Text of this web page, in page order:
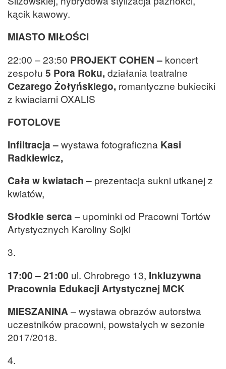
kącik kawowy.
MIASTO MIŁOŚCI
22:00 – 23:50 PROJEKT COHEN – koncert
zespołu 5 Pora Roku, działania teatralne
Cezarego Żołyńskiego, romantyczne bukieciki
z kwiaciarni OXALIS
FOTOLOVE
Infiltracja –wystawa fotograficzna Kasi
Radkiewicz,
Cała w kwiatach – prezentacja sukni utkanej z
kwiatów,
Słodkie serca – upominki od Pracowni Tortów
Artystycznych Karoliny Sojki
3.
17:00 – 21:00 ul. Chrobrego 13, Inkluzywna
Pracownia Edukacji Artystycznej MCK
MIESZANINA– wystawa obrazów autorstwa
uczestników pracowni, powstałych w sezonie
2017/2018.
4.